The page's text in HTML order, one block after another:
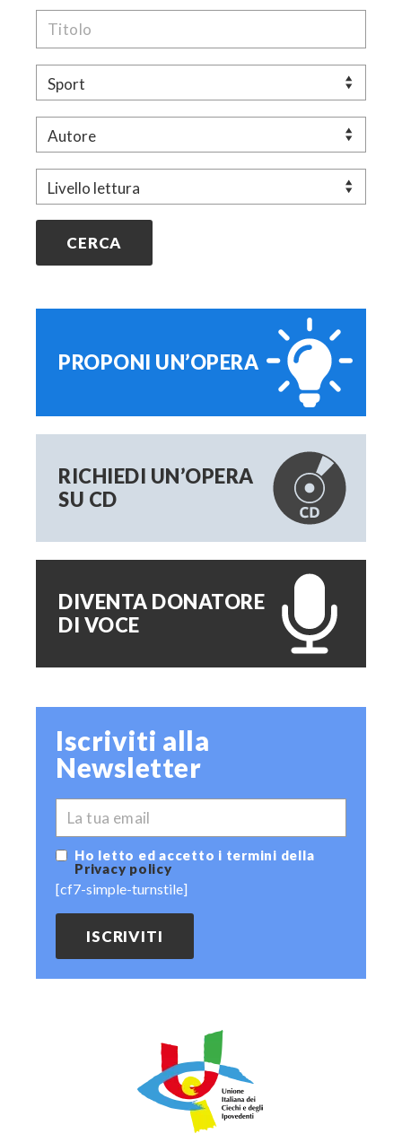
PROPONI UN’OPERA
RICHIEDI UN’OPERA
SU CD
DIVENTA DONATORE
DI VOCE
Iscriviti alla
Newsletter
EMAIL
Ho letto ed accetto i termini della
Privacy policy
[cf7-simple-turnstile]